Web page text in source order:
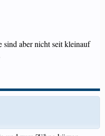
sind aber nicht seit kleinauf